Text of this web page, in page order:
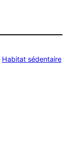
Habitat sédentaire